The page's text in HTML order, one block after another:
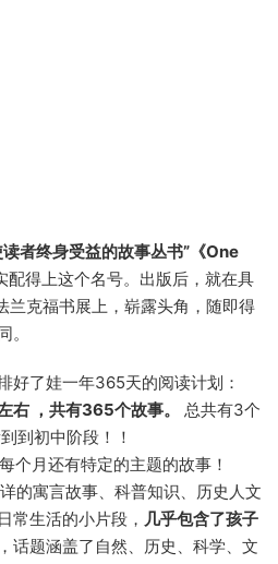
读者终身受益的故事丛书”《One
配得上这个名号。出版后，就在具
兰克福书展上，崭露头角，随即得
。
好了娃一年365天的阅读计划：
右 ，共有365个故事。
总共有3个
到初中阶段！！
个月还有特定的主题的故事！
的寓言故事、科普知识、历史人文
常生活的小片段， 几乎包含了孩子
，话题涵盖了自然、历史、科学、文